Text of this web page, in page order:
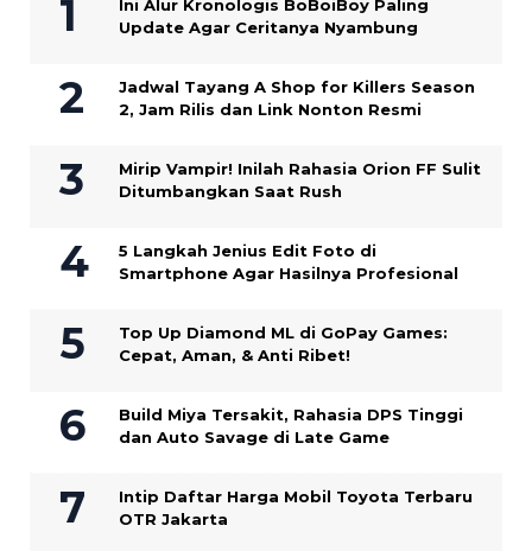
Ini Alur Kronologis BoBoiBoy Paling
Update Agar Ceritanya Nyambung
Jadwal Tayang A Shop for Killers Season
2, Jam Rilis dan Link Nonton Resmi
Mirip Vampir! Inilah Rahasia Orion FF Sulit
Ditumbangkan Saat Rush
5 Langkah Jenius Edit Foto di
Smartphone Agar Hasilnya Profesional
Top Up Diamond ML di GoPay Games:
Cepat, Aman, & Anti Ribet!
Build Miya Tersakit, Rahasia DPS Tinggi
dan Auto Savage di Late Game
Intip Daftar Harga Mobil Toyota Terbaru
OTR Jakarta